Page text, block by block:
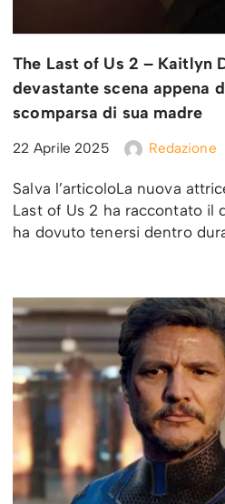
The Last of Us 2 – Kaitlyn
devastante scena appena
scomparsa di sua madre
22 Aprile 2025 Redazione
Salva l’articoloLa nuova
Last of Us 2 ha raccontato il
ha dovuto tenersi dentro